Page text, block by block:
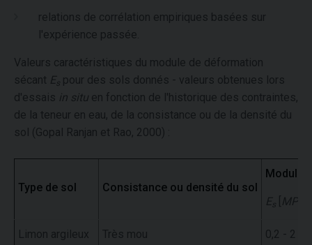
relations de corrélation empiriques basées sur
l'expérience passée.
Valeurs caractéristiques du module de déformation
sécant E s pour des sols donnés - valeurs obtenues lors
d'essais in situ en fonction de l'historique des contraintes,
de la teneur en eau, de la consistance ou de la densité du
sol (Gopal Ranjan et Rao, 2000) :
Type de sol Consistance ou densité du sol
Module
E s MPa
Limon argileux Très mou 0,2 - 2